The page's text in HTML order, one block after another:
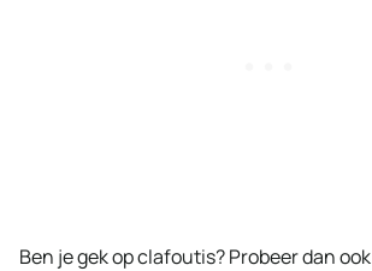
Ben je gek op clafoutis? Probeer dan